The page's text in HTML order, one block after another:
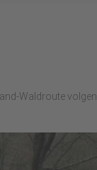
Waldroute volgen.